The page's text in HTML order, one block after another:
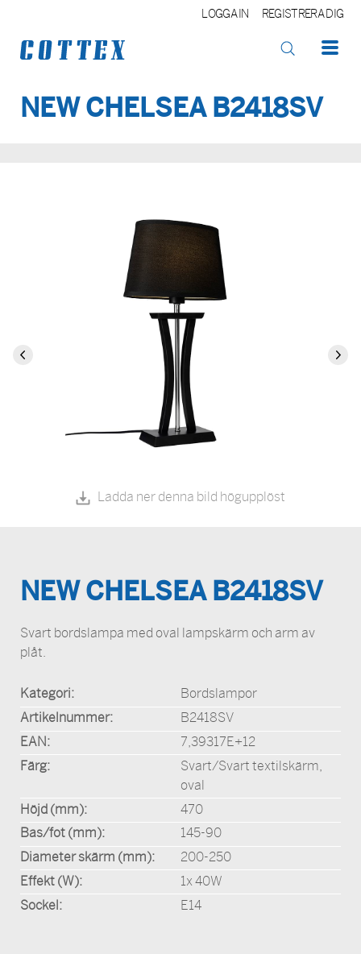
LOGGA IN REGISTRERA DIG
OK
NEW CHELSEA B2418SV
Ladda ner denna bild högupplöst
NEW CHELSEA B2418SV
Svart bordslampa med oval lampskärm och arm av
plåt.
Kategori:
Bordslampor
Artikelnummer:
B2418SV
EAN:
7,39317E+12
Färg:
Svart/Svart textilskärm,
oval
Höjd (mm):
470
Bas/fot (mm):
145-90
Diameter skärm (mm):
200-250
Effekt (W):
1x 40W
Sockel:
E14